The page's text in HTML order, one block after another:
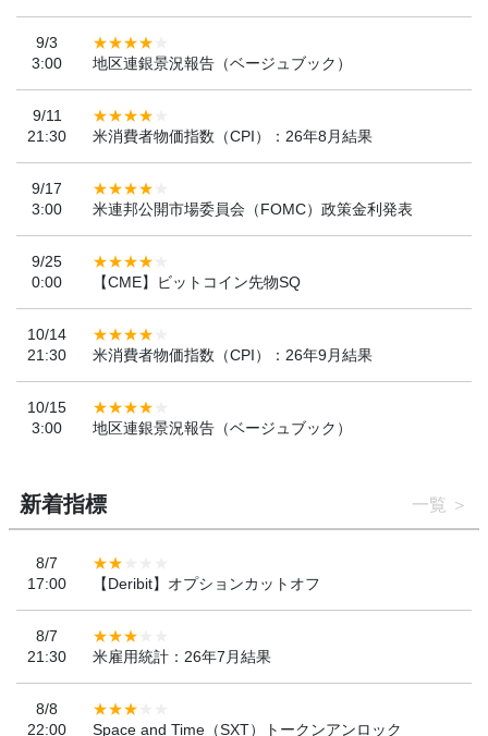
9/3
3:00
地区連銀景況報告（ベージュブック）
9/11
21:30
米消費者物価指数（CPI）：26年8月結果
9/17
3:00
米連邦公開市場委員会（FOMC）政策金利発表
9/25
0:00
【CME】ビットコイン先物SQ
10/14
21:30
米消費者物価指数（CPI）：26年9月結果
10/15
3:00
地区連銀景況報告（ベージュブック）
新着指標 一覧
8/7
17:00
【Deribit】オプションカットオフ
8/7
21:30
米雇用統計：26年7月結果
8/8
22:00
Space and Time（SXT）トークンアンロック